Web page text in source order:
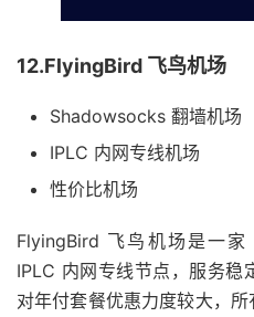
12.FlyingBird 飞鸟机场
Shadowsocks 翻墙机场
IPLC 内网专线机场
性价比机场
FlyingBird 飞鸟机场是一
IPLC 内网专线节点，服务
对年付套餐优惠力度较大，